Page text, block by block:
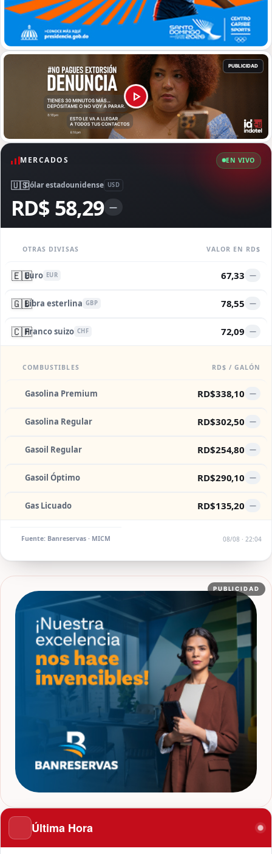
MERCADOS EN VIVO
🇺🇸Dólar estadounidense USD
RD$ 58,29 —
OTRAS DIVISAS VALOR EN RD$
🇪🇺Euro EUR 67,33 —
🇬🇧Libra esterlina GBP 78,55 —
🇨🇭Franco suizo CHF 72,09 —
COMBUSTIBLES RD$ / GALÓN
Gasolina Premium RD$338,10 —
Gasolina Regular RD$302,50 —
Gasoil Regular RD$254,80 —
Gasoil Óptimo RD$290,10 —
Gas Licuado RD$135,20 —
Fuente: Banreservas · MICM 08/08 · 22:04
PUBLICIDAD
Última Hora